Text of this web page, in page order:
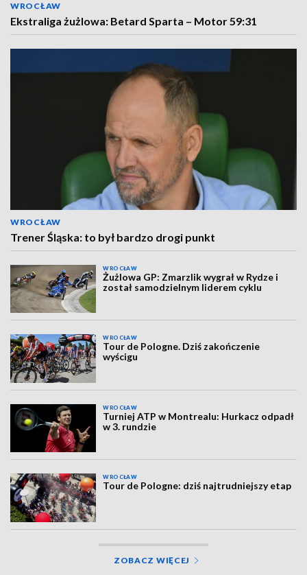
WROCŁAW
Ekstraliga żużlowa: Betard Sparta – Motor 59:31
WROCŁAW
Trener Śląska: to był bardzo drogi punkt
WROCŁAW
Żużlowa GP: Zmarzlik wygrał w Rydze i
został samodzielnym liderem cyklu
WROCŁAW
Tour de Pologne. Dziś zakończenie
wyścigu
WROCŁAW
Turniej ATP w Montrealu: Hurkacz odpadł
w 3. rundzie
WROCŁAW
Tour de Pologne: dziś najtrudniejszy etap
ZOBACZ WIĘCEJ